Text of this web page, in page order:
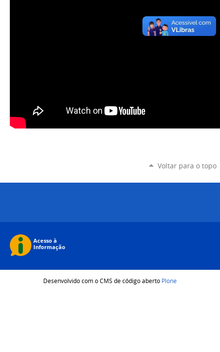
Voltar para o topo
Desenvolvido com o CMS de código aberto Plone